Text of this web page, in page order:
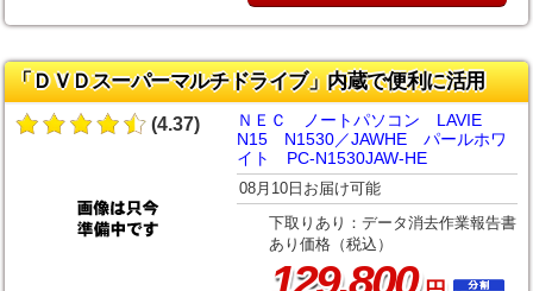
「ＤＶＤスーパーマルチドライブ」内蔵で便利に活用
(4.37)
ＮＥＣ ノートパソコン LAVIE
N15 N1530／JAWHE パールホワ
イト PC-N1530JAW-HE
08月10日お届け可能
下取りあり：データ消去作業報告書
あり価格（税込）